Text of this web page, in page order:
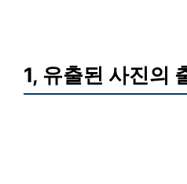
1, 유출된 사진의